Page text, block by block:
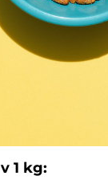
1 kg: